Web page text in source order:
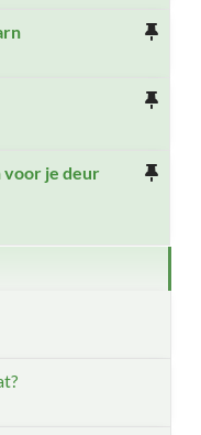
voor je deur